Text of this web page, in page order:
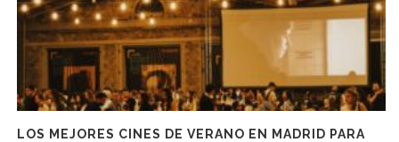
LOS MEJORES CINES DE VERANO EN MADRID PARA